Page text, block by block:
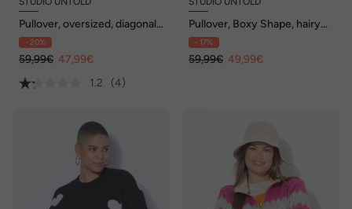
Pullover, oversized, diagonale
Blockstreifen
- 20%
59,99€ 47,99€
1.2
(4)
Pullover, Boxy Shape, hairy
Strick
- 17%
59,99€ 49,99€